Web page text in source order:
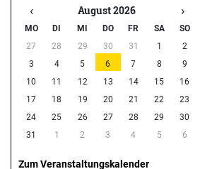
‹ August 2026 ›
MO DI MI DO FR SA
SO
27
28 29 30 31 1
2
3
4 5 6 7 8
9
10
11 12 13 14 15
16
17
18 19 20 21 22
23
24
25 26 27 28 29
30
31
1 2 3 4 5 6
Zum Veranstaltungskalender